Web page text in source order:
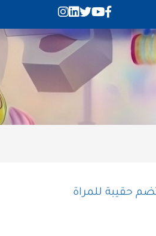
حقيبة للمراة